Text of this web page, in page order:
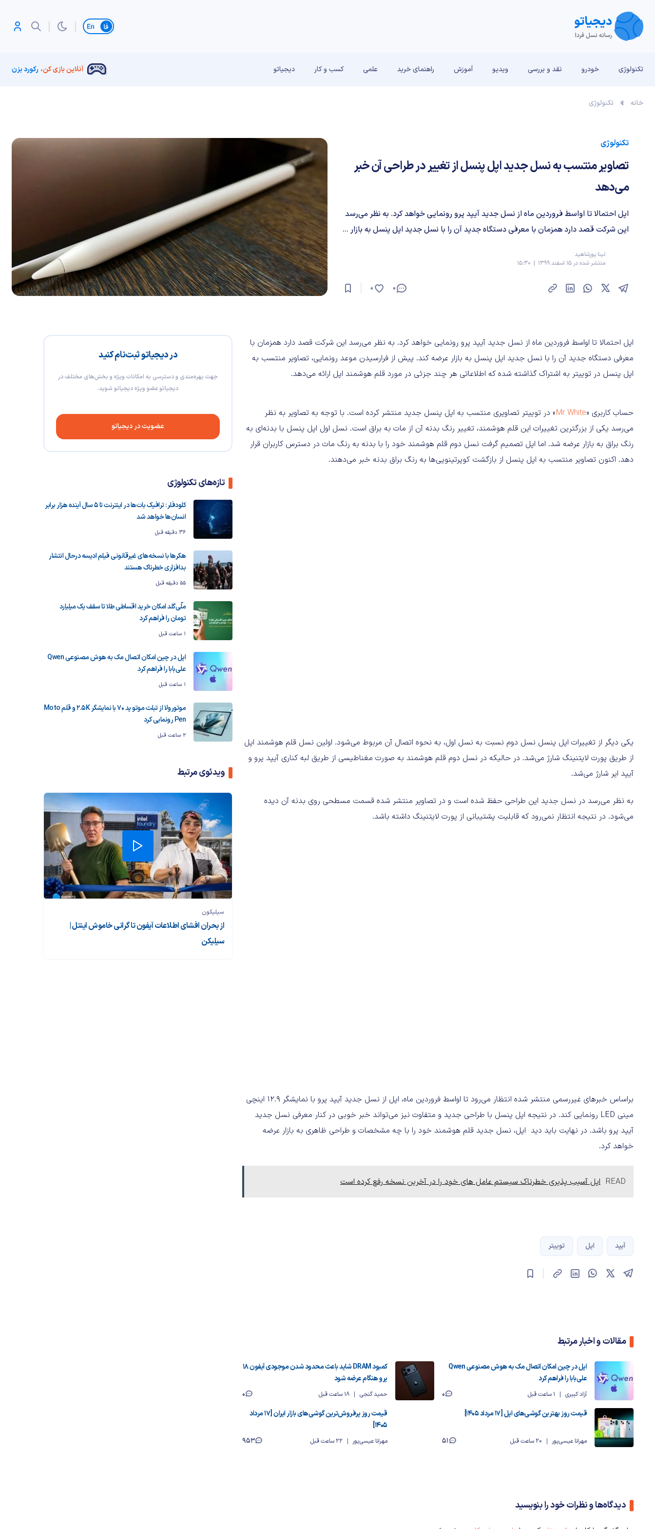
تغییر زبان
تکنولوژی خودرو نقد و بررسی‌ ویدیو آموزش راهنمای خرید علمی کسب و کار دیجیاتو آنلاین بازی کن، رکورد بزن
خانه تکنولوژی
تکنولوژی
تصاویر منتسب به نسل جدید اپل پنسل از تغییر در طراحی آن خبر
می‌دهد
اپل احتمالا تا اواسط فروردین ماه از نسل جدید آیپد پرو رونمایی خواهد کرد. به نظر می‌رسد
این شرکت قصد دارد همزمان با معرفی دستگاه جدید آن را با نسل جدید اپل پنسل به بازار ...
تینا پورشاهید
منتشر شده در 15 اسفند 1399 | 15:30
0
0
در دیجیاتو ثبت‌نام کنید
جهت بهره‌مندی و دسترسی به امکانات ویژه و بخش‌های مختلف در
دیجیاتو عضو ویژه دیجیاتو شوید.
عضویت در دیجیاتو
تازه‌های تکنولوژی
کلودفلر: ترافیک بات‌ها در اینترنت تا ۵ سال آینده هزار برابر
انسان‌ها خواهد شد
36 دقیقه قبل
هکرها با نسخه‌های غیرقانونی فیلم ادیسه درحال انتشار
بدافزاری خطرناک هستند
55 دقیقه قبل
ملّی‌گلد امکان خرید اقساطی طلا تا سقف یک میلیارد
تومان را فراهم کرد
1 ساعت قبل
اپل در چین امکان اتصال مک به هوش مصنوعی Qwen
علی‌بابا را فراهم کرد
1 ساعت قبل
موتورولا از تبلت موتو پد 70 با نمایشگر 2.5K و قلم Moto
Pen رونمایی کرد
2 ساعت قبل
ویدئوی مرتبط
سیلیکون
از بحران افشای اطلاعات آیفون تا گرانی خاموش اینتل |
سیلیکن
اپل احتمالا تا اواسط فروردین ماه از نسل جدید آیپد پرو رونمایی خواهد کرد. به نظر می‌رسد این شرکت قصد دارد همزمان با
معرفی دستگاه جدید آن را با نسل جدید اپل پنسل به بازار عرضه کند. پیش از فرارسیدن موعد رونمایی، تصاویر منتسب به
اپل پنسل در توییتر به اشتراک گذاشته شده که اطلاعاتی هر چند جزئی در مورد قلم هوشمند اپل ارائه می‌دهد.
حساب کاربری «Mr White» در توییتر تصاویری منتسب به اپل پنسل جدید منتشر کرده است. با توجه به تصاویر به نظر
می‌رسد یکی از بزرگترین تغییرات این قلم هوشمند، تغییر رنگ بدنه آن از مات به براق است. نسل اول اپل پنسل با بدنه‌ای به
رنگ براق به بازار عرضه شد. اما اپل تصمیم گرفت نسل دوم قلم هوشمند خود را با بدنه به رنگ مات در دسترس کاربران قرار
دهد. اکنون تصاویر منتسب به اپل پنسل از بازگشت کوپرتینویی‌ها به رنگ براق بدنه خبر می‌دهند.
یکی دیگر از تغییرات اپل پنسل نسل دوم نسبت به نسل اول، به نحوه اتصال آن مربوط می‌شود. اولین نسل قلم هوشمند اپل
از طریق پورت لایتنینگ شارژ می‌شد. در حالیکه در نسل دوم قلم هوشمند به صورت مغناطیسی از طریق لبه کناری آیپد پرو و
آیپد ایر شارژ می‌شد.
به نظر می‌رسد در نسل جدید این طراحی حفظ شده است و در تصاویر منتشر شده قسمت مسطحی روی بدنه آن دیده
می‌شود. در نتیجه انتظار نمی‌رود که قابلیت پشتیبانی از پورت لایتنینگ داشته باشد.
براساس خبرهای غیررسمی منتشر شده انتظار می‌رود تا اواسط فروردین ماه، اپل از نسل جدید آیپد پرو با نمایشگر 12.9 اینچی
مینی LED رونمایی کند. در نتیجه اپل پنسل با طراحی جدید و متفاوت نیز می‌تواند خبر خوبی در کنار معرفی نسل جدید
آیپد پرو باشد. در نهایت باید دید اپل، نسل جدید قلم هوشمند خود را با چه مشخصات و طراحی ظاهری به بازار عرضه
خواهد کرد.
READ اپل آسیب پذیری خطرناک سیستم عامل های خود را در آخرین نسخه رفع کرده است
آیپد اپل توییتر
مقالات و اخبار مرتبط
اپل در چین امکان اتصال مک به هوش مصنوعی Qwen
علی‌بابا را فراهم کرد
آزاد کبیری 1 ساعت قبل 0
کمبود DRAM شاید باعث محدود شدن موجودی آیفون ۱۸
پرو هنگام عرضه شود
حمید گنجی 18 ساعت قبل
0
قیمت روز بهترین گوشی‌های اپل [17 مرداد 1405]
مهرانا عیسی‌پور 20 ساعت قبل 51
قیمت روز پرفروش‌ترین گوشی‌های بازار ایران [17 مرداد
1405]
مهرانا عیسی‌پور 22 ساعت قبل 953
دیدگاه‌ها و نظرات خود را بنویسید